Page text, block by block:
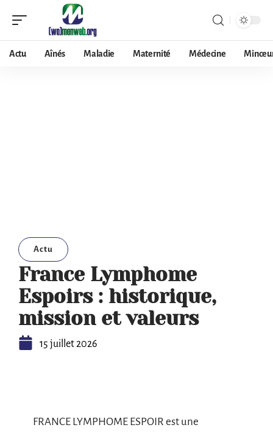
Actu Aînés Maladie Maternité Médecine
Actu
France Lymphome
Espoirs : historique,
mission et valeurs
15 juillet 2026
FRANCE LYMPHOME ESPOIR est une